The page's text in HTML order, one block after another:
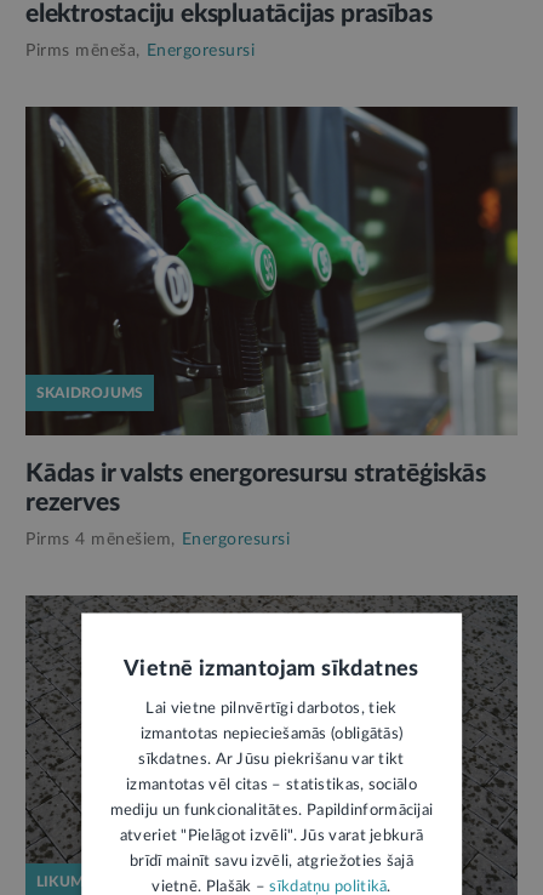
elektrostaciju ekspluatācijas prasības
Pirms mēneša, Energoresursi
SKAIDROJUMS
Kādas ir valsts energoresursu stratēģiskās
rezerves
Pirms 4 mēnešiem, Energoresursi
LIKUMPROJEKTS
Vietnē izmantojam sīkdatnes
Lai vietne pilnvērtīgi darbotos, tiek
izmantotas nepieciešamās (obligātās)
sīkdatnes. Ar Jūsu piekrišanu var tikt
izmantotas vēl citas – statistikas, sociālo
mediju un funkcionalitātes. Papildinformācijai
atveriet "Pielāgot izvēli". Jūs varat jebkurā
brīdī mainīt savu izvēli, atgriežoties šajā
vietnē. Plašāk –sīkdatņu politikā.